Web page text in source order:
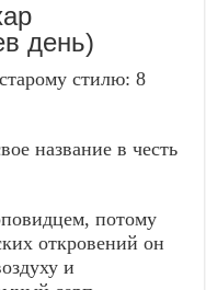
день)
стилю: 8
название в честь
потому
откровений он
и